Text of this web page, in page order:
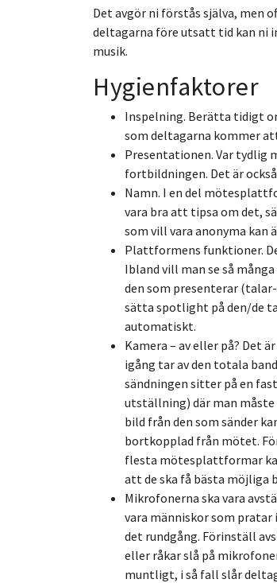
Det avgör ni förstås själva, men
deltagarna före utsatt tid kan ni
musik.
Hygienfaktorer
Inspelning. Berätta tidigt
som deltagarna kommer
Presentationen. Var tydlig
fortbildningen. Det är
Namn. I en del
vara bra att tipsa om det,
som vill vara anonyma kan
Plattformens funktioner.
Ibland vill man se så
den som presenterar
sätta spotlight på den/de
automatiskt.
Kamera – av eller på? Det
igång tar av den totala
sändningen sitter på en
utställning) där man
bild från den som sänder
bortkopplad från mötet.
flesta mötesplattformar
att de ska få bästa möjliga
Mikrofonerna ska vara
vara människor som pratar
det rundgång. Förinställ
eller råkar slå på
muntligt, i så fall slår